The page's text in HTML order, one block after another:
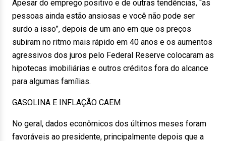
Apesar do emprego positivo e de outras tendências, “as
pessoas ainda estão ansiosas e você não pode ser
surdo a isso”, depois de um ano em que os preços
subiram no ritmo mais rápido em 40 anos e os aumentos
agressivos dos juros pelo Federal Reserve colocaram as
hipotecas imobiliárias e outros créditos fora do alcance
para algumas famílias.
GASOLINA E INFLAÇÃO CAEM
No geral, dados econômicos dos últimos meses foram
favoráveis ao presidente, principalmente depois que a